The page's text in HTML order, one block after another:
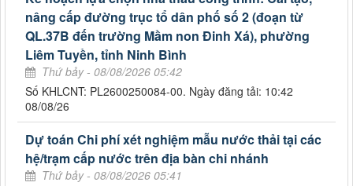
nâng cấp đường trục tổ dân phố số 2 (đoạn từ
QL.37B đến trường Mầm non Đinh Xá), phường
Liêm Tuyền, tỉnh Ninh Bình
Thứ bảy - 08/08/2026 05:42
Số KHLCNT: PL2600250084-00. Ngày đăng tải: 10:42
08/08/26
Dự toán Chi phí xét nghiệm mẫu nước thải tại các
hệ/trạm cấp nước trên địa bàn chi nhánh
Thứ bảy - 08/08/2026 05:41